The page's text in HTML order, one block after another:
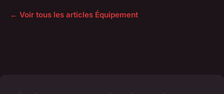
← Voir tous les articles Équipement